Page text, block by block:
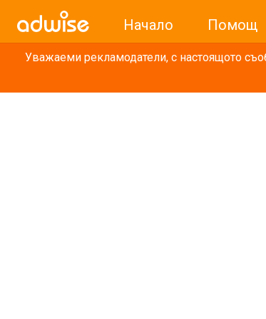
Начало Помощ
Уважаеми рекламодатели, с настоящото